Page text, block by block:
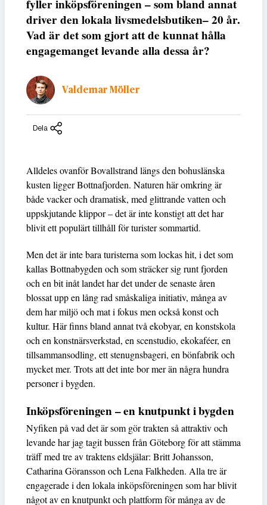
fyller inköpsföreningen – som bland annat
driver den lokala livsmedelsbutiken– 20 år.
Vad är det som gjort att de kunnat hålla
engagemanget levande alla dessa år?
Valdemar Möller
Dela
Alldeles ovanför Bovallstrand längs den bohuslänska
kusten ligger Bottnafjorden. Naturen här omkring är
både vacker och dramatisk, med glittrande vatten och
uppskjutande klippor – det är inte konstigt att det har
blivit ett populärt tillhåll för turister sommartid.
Men det är inte bara turisterna som lockas hit, i det som
kallas Bottnabygden och som sträcker sig runt fjorden
och en bit inåt landet har det under de senaste åren
blossat upp en lång rad småskaliga initiativ, många av
dem har miljö och mat i fokus men också konst och
kultur. Här finns bland annat två ekobyar, en konstskola
och en konstnärsverkstad, en scenstudio, ekokaféer, en
tillsammansodling, ett stenugnsbageri, en bönfabrik och
mycket mer. Trots att det inte bor mer än några hundra
personer i bygden.
Inköpsföreningen – en knutpunkt i bygden
Nyfiken på vad det är som gör trakten så attraktiv och
levande har jag tagit bussen från Göteborg för att stämma
träff med tre av traktens eldsjälar: Britt Johansson,
Catharina Göransson och Lena Falkheden. Alla tre är
engagerade i den lokala inköpsföreningen som har blivit
något av en knutpunkt och plattform för många av de